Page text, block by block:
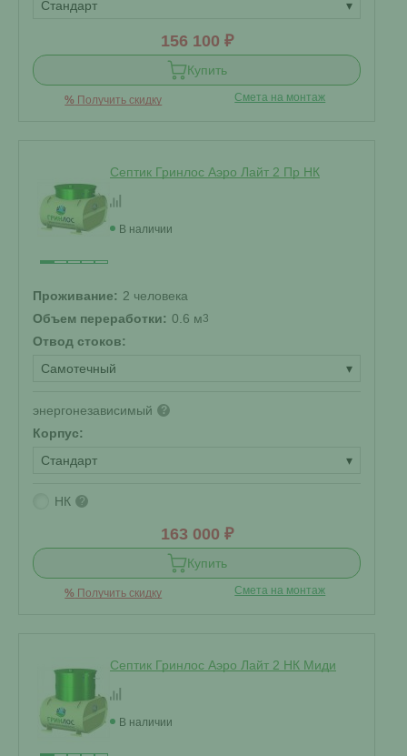
Стандарт
▾
156 100 ₽
Купить
% Получить скидку Смета на монтаж
Септик Гринлос Аэро Лайт 2 Пр НК
В наличии
Проживание: 2 человека
Объем переработки: 0.6 м3
Отвод стоков:
Самотечный
▾
энергонезависимый ?
Корпус:
Стандарт
▾
НК ?
163 000 ₽
Купить
% Получить скидку Смета на монтаж
Септик Гринлос Аэро Лайт 2 НК Миди
В наличии